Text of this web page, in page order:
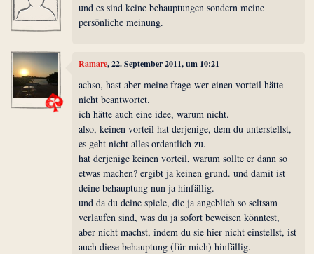
und es sind keine behauptungen sondern meine
persönliche meinung.
Ramare, 22. September 2011, um 10:21
achso, hast aber meine frage-wer einen vorteil hätte-
nicht beantwortet.
ich hätte auch eine idee, warum nicht.
also, keinen vorteil hat derjenige, dem du unterstellst,
es geht nicht alles ordentlich zu.
hat derjenige keinen vorteil, warum sollte er dann so
etwas machen? ergibt ja keinen grund. und damit ist
deine behauptung nun ja hinfällig.
und da du deine spiele, die ja angeblich so seltsam
verlaufen sind, was du ja sofort beweisen könntest,
aber nicht machst, indem du sie hier nicht einstellst, ist
auch diese behauptung (für mich) hinfällig.